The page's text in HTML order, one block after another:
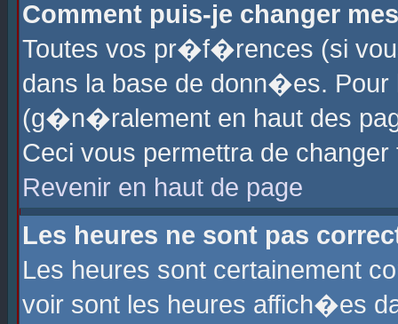
Comment puis-je changer
Toutes vos pr�f�rences (si
dans la base de donn�es.
(g�n�ralement en haut des
Ceci vous permettra de
Revenir en haut de page
Les heures ne sont pas
Les heures sont certainement
voir sont les heures affich�es